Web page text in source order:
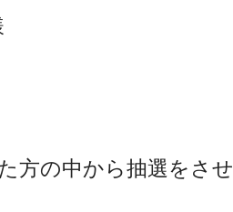
方の中から抽選をさせ